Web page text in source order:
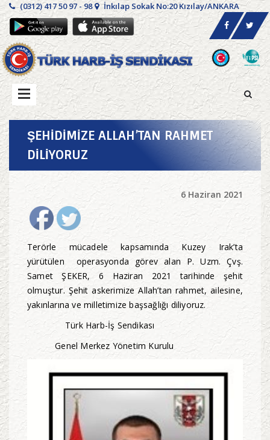
(0312) 417 50 97 - 98 İnkılap Sokak No:20 Kızılay/ANKARA
ŞEHİDİMİZE ALLAH’TAN RAHMET
DİLİYORUZ
6 Haziran 2021
Terörle mücadele kapsamında Kuzey Irak’ta
yürütülen operasyonda görev alan P. Uzm. Çvş.
Samet ŞEKER, 6 Haziran 2021 tarihinde şehit
olmuştur. Şehit askerimize Allah’tan rahmet, ailesine,
yakınlarına ve milletimize başsağlığı diliyoruz.
Türk Harb-İş Sendikası
Genel Merkez Yönetim Kurulu